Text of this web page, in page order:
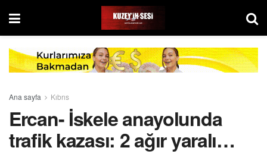
Ana sayfa Kıbrıs
Ercan- İskele anayolunda
trafik kazası: 2 ağır yaralı…